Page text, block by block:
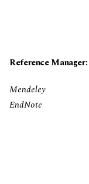
Reference Manager:
Mendeley
EndNote